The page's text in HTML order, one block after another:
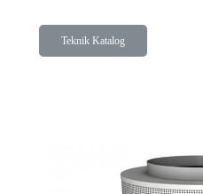
Teknik Katalog